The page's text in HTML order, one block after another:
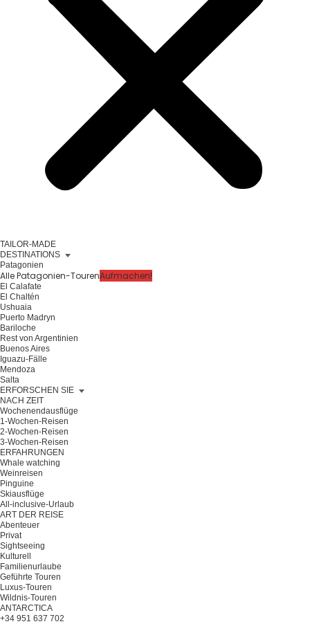
TAILOR-MADE
DESTINATIONS
Patagonien
Alle Patagonien-TourenAufmachen!
El Calafate
El Chaltén
Ushuaia
Puerto Madryn
Bariloche
Rest von Argentinien
Buenos Aires
Iguazu-Fälle
Mendoza
Salta
ERFORSCHEN SIE
NACH ZEIT
Wochenendausflüge
1-Wochen-Reisen
2-Wochen-Reisen
3-Wochen-Reisen
ERFAHRUNGEN
Whale watching
Weinreisen
Pinguine
Skiausflüge
All-inclusive-Urlaub
ART DER REISE
Abenteuer
Privat
Sightseeing
Kulturell
Familienurlaube
Geführte Touren
Luxus-Touren
Wildnis-Touren
ANTARCTICA
+34 951 637 702